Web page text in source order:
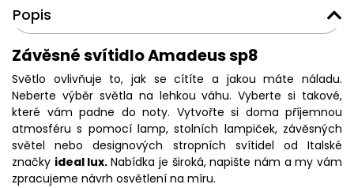
Popis
Závěsné svítidlo Amadeus sp8
Světlo ovlivňuje to, jak se cítíte a jakou máte náladu.
Neberte výběr světla na lehkou váhu. Vyberte si takové,
které vám padne do noty. Vytvořte si doma příjemnou
atmosféru s pomocí lamp, stolních lampiček, závěsných
světel nebo designových stropních svítidel od Italské
značky ideal lux.Nabídka je široká, napište nám a my vám
zpracujeme návrh osvětlení na míru.